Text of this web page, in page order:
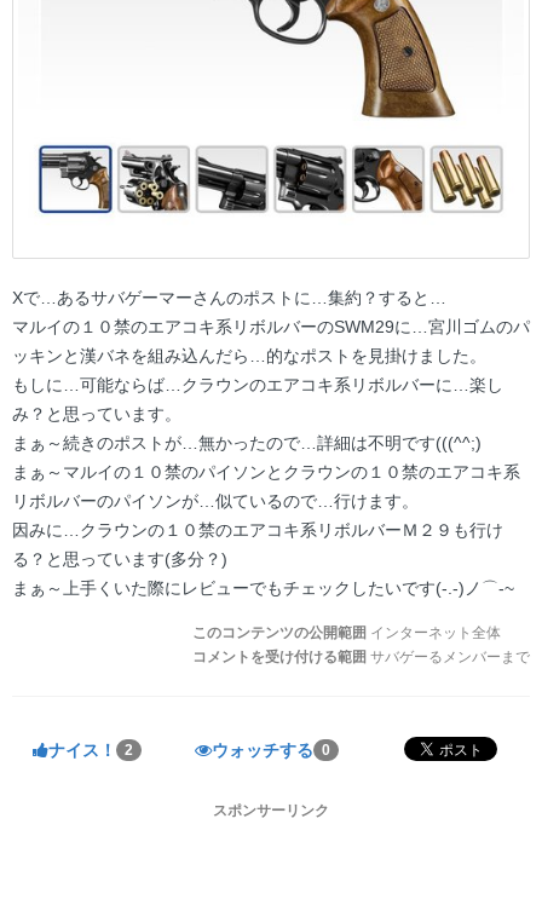
Xで…あるサバゲーマーさんのポストに…集約？すると…
マルイの１０禁のエアコキ系リボルバーのSWM29に…宮川ゴムのパ
ッキンと漢バネを組み込んだら…的なポストを見掛けました。
もしに…可能ならば…クラウンのエアコキ系リボルバーに…楽し
み？と思っています。
まぁ～続きのポストが…無かったので…詳細は不明です(((^^;)
まぁ～マルイの１０禁のパイソンとクラウンの１０禁のエアコキ系
リボルバーのパイソンが…似ているので…行けます。
因みに…クラウンの１０禁のエアコキ系リボルバーＭ２９も行け
る？と思っています(多分？)
まぁ～上手くいた際にレビューでもチェックしたいです(-.-)ノ⌒-~
このコンテンツの公開範囲 インターネット全体
コメントを受け付ける範囲 サバゲーるメンバーまで
ナイス！ 2 ウォッチする 0
スポンサーリンク